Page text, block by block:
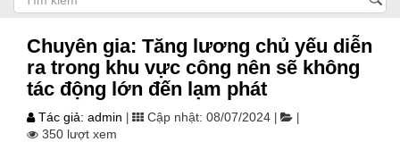
Chuyên gia: Tăng lương chủ yếu diễn
ra trong khu vực công nên sẽ không
tác động lớn đến lạm phát
Tác giả: admin Cập nhật: 08/07/2024
350 lượt xem